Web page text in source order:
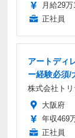
月給29
正社員
アートディ
ー経験必須/
株式会社ト
大阪府
年収469
正社員